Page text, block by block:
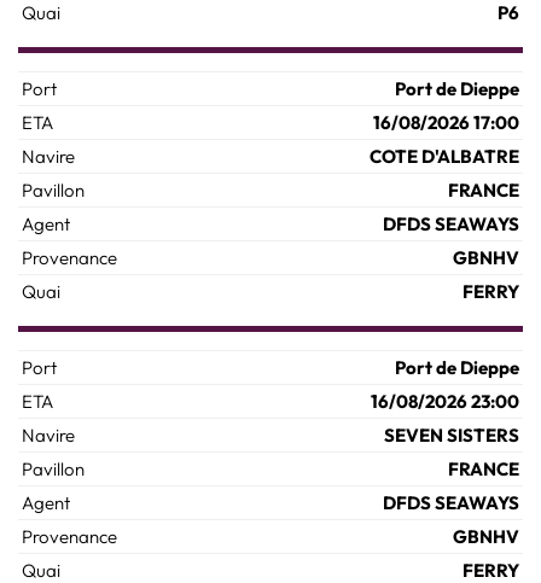
P6
Port de Dieppe
16/08/2026 17:00
COTE D'ALBATRE
FRANCE
DFDS SEAWAYS
GBNHV
FERRY
Port de Dieppe
16/08/2026 23:00
SEVEN SISTERS
FRANCE
DFDS SEAWAYS
GBNHV
FERRY